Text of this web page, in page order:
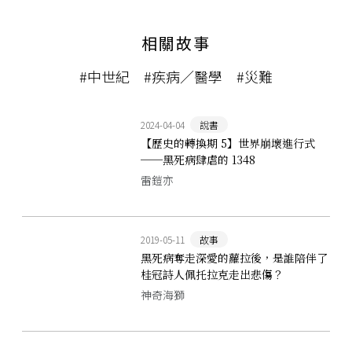
相關故事
#中世紀 #疾病／醫學 #災難
2024-04-04 說書
【歷史的轉換期 5】世界崩壞進行式
──黑死病肆虐的 1348
雷鎧亦
2019-05-11 故事
黑死病奪走深愛的蘿拉後，是誰陪伴了
桂冠詩人佩托拉克走出悲傷？
神奇海獅